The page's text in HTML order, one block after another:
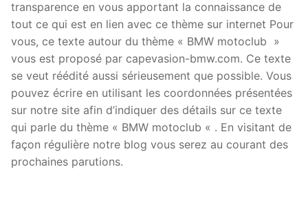
transparence en vous apportant la connaissance de
tout ce qui est en lien avec ce thème sur internet Pour
vous, ce texte autour du thème « BMW motoclub »
vous est proposé par capevasion-bmw.com. Ce texte
se veut réédité aussi sérieusement que possible. Vous
pouvez écrire en utilisant les coordonnées présentées
sur notre site afin d’indiquer des détails sur ce texte
qui parle du thème « BMW motoclub « . En visitant de
façon régulière notre blog vous serez au courant des
prochaines parutions.